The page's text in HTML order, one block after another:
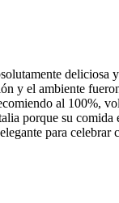
deliciosa
y el ambiente
al 100%,
porque su comida
para celebrar